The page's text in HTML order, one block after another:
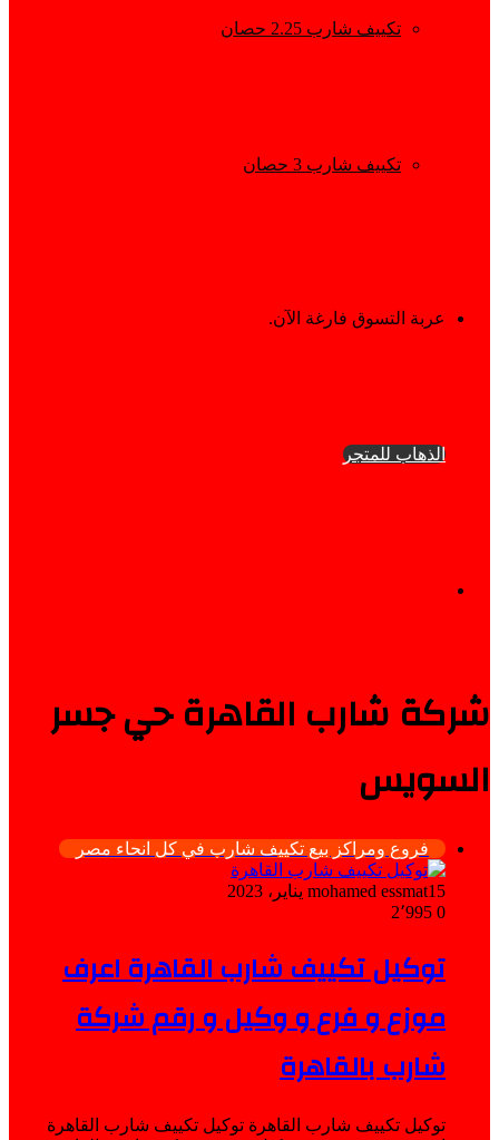
تكييف شارب 2.25 حصان
تكييف شارب 3 حصان
إستعراض
سلة
عربة التسوق فارغة الآن.
الذهاب للمتجر
شركة شارب القاهرة حي جسر
السويس
فروع ومراكز بيع تكييف شارب في كل انحاء مصر
mohamed essmat15 يناير، 2023
0
توكيل تكييف شارب القاهرة اعرف
موزع و فرع و وكيل و رقم شركة
شارب بالقاهرة
توكيل تكييف شارب القاهرة توكيل تكييف شارب القاهرة